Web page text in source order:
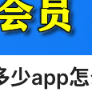
app怎